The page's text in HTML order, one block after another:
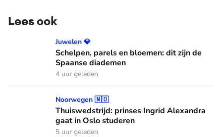
Lees ook
Schelpen, parels en bloemen: dit zijn de Spaanse diademen
Juwelen 💎
Schelpen, parels en bloemen: dit zijn de
Spaanse diademen
4 uur geleden
Thuiswedstrijd: prinses Ingrid Alexandra gaat in Oslo
Noorwegen 🇳🇴
Thuiswedstrijd: prinses Ingrid Alexandra
gaat in Oslo studeren
5 uur geleden